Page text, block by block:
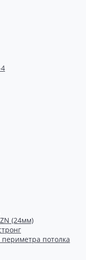
(24мм)
потолка